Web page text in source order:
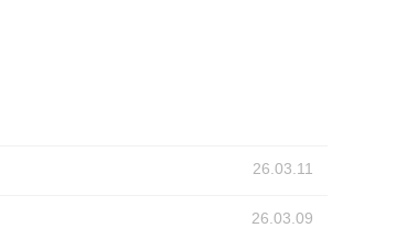
26.03.11
26.03.09